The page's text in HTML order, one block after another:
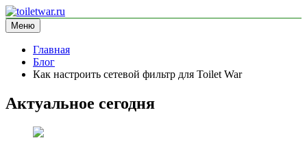
Перейти
к
содержимому
toiletwar.ru
информационный сайт
Меню
Главная
Блог
Как настроить сетевой фильтр для Toilet War
Актуальное сегодня